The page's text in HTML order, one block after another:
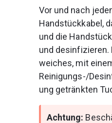
Vor und nach
Handstückkabel,
und die
und desinfizieren.
weiches, mit
Reinigungs-/
ung getränkten
Achtung: